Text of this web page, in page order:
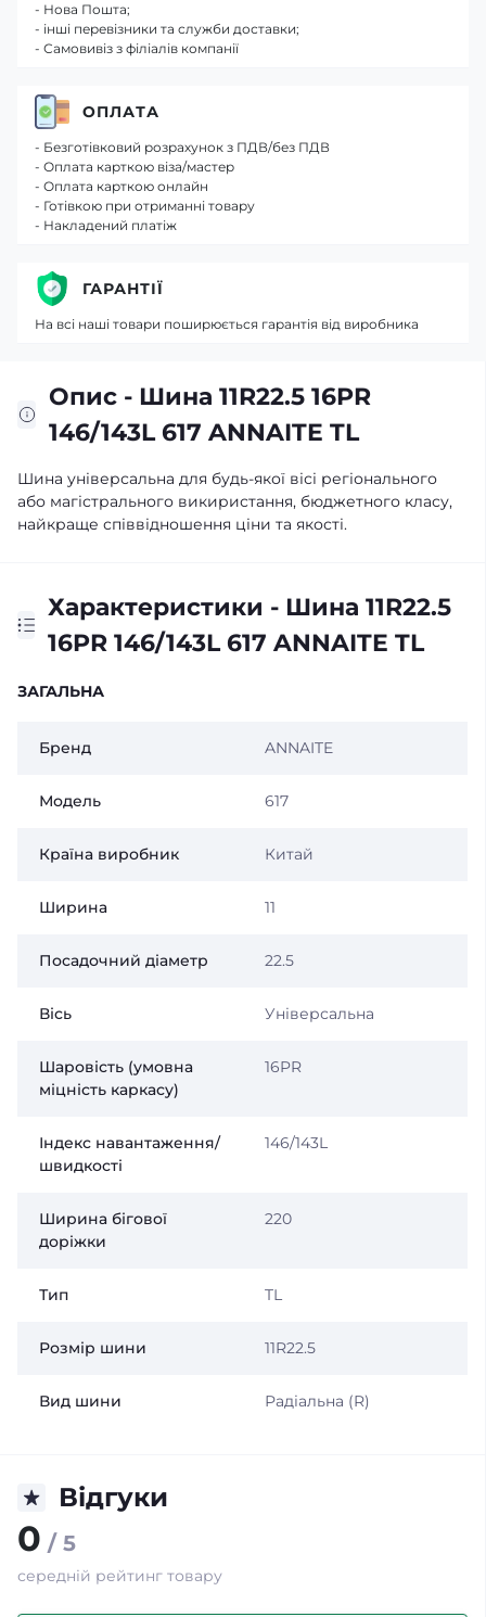
Опис - Шина 11R22.5 16PR
146/143L 617 ANNAITE TL
Шина універсальна для будь-якої вісі регіонального
або магістрального викиристання, бюджетного класу,
найкраще співвідношення ціни та якості.
Характеристики - Шина 11R22.5
16PR 146/143L 617 ANNAITE TL
ЗАГАЛЬНА
Бренд ANNAITE
Модель 617
Країна виробник Китай
Ширина 11
Посадочний діаметр 22.5
Вісь Універсальна
Шаровість (умовна
міцність каркасу)
16PR
Індекс навантаження/
швидкості
146/143L
Ширина бігової
доріжки
220
Тип TL
Розмір шини 11R22.5
Вид шини Радіальна (R)
Відгуки
0 / 5
середній рейтинг товару
- Нова Пошта;
- інші перевізники та служби доставки;
- Самовивіз з філіалів компанії
ОПЛАТА
- Безготівковий розрахунок з ПДВ/без ПДВ
- Оплата карткою віза/мастер
- Оплата карткою онлайн
- Готівкою при отриманні товару
- Накладений платіж
ГАРАНТІЇ
На всі наші товари поширюється гарантія від виробника